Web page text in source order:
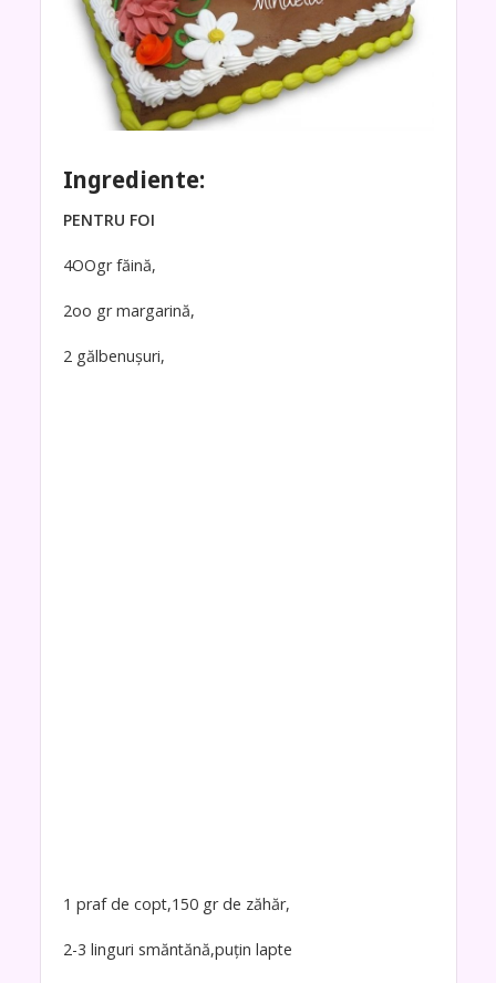
Ingrediente:
PENTRU FOI
4OOgr făină,
2oo gr margarină,
2 gălbenușuri,
1 praf de copt,150 gr de zăhăr,
2-3 linguri smăntănă,puțin lapte